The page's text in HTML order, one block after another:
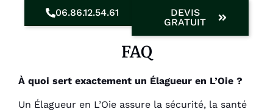
06.86.12.54.61
DEVIS
GRATUIT
FAQ
À quoi sert exactement un Élagueur en L’Oie ?
Un Élagueur en L’Oie assure la sécurité, la santé